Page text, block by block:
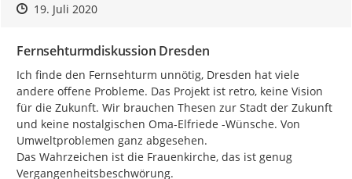
Zeitpunkt des Erstellens
Zeitpunkt des Erstellens
19. Juli 2020Zur Äußerung
Fernsehturmdiskussion Dresden
Ich finde den Fernsehturm unnötig, Dresden hat viele
andere offene Probleme. Das Projekt ist retro, keine Vision
für die Zukunft. Wir brauchen Thesen zur Stadt der Zukunft
und keine nostalgischen Oma-Elfriede -Wünsche. Von
Umweltproblemen ganz abgesehen.
Das Wahrzeichen ist die Frauenkirche, das ist genug
Vergangenheitsbeschwörung.